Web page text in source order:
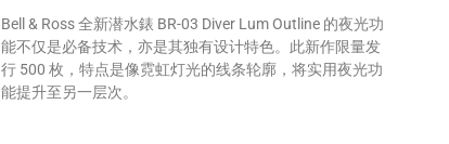
Bell & Ross 全新潜水錶 BR-03 Diver Lum Outline 的夜光功
能不仅是必备技术，亦是其独有设计特色。此新作限量发
行 500 枚，特点是像霓虹灯光的线条轮廓，将实用夜光功
能提升至另一层次。